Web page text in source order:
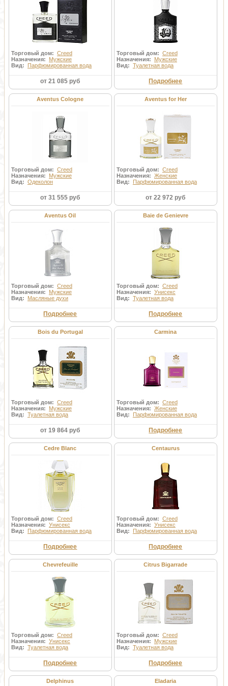
ингредиентов с классическими ароматами Creed.
Торговый дом: Creed
Назначения: Мужские
Вид: Парфюмированная вода
от 21 085 руб
Торговый дом: Creed
Назначения: Мужские
Вид: Туалетная вода
Подробнее
Aventus Cologne
Торговый дом: Creed
Назначения: Мужские
Вид: Одеколон
от 31 555 руб
Aventus for Her
Торговый дом: Creed
Назначения: Женские
Вид: Парфюмированная вода
от 22 972 руб
Aventus Oil
Торговый дом: Creed
Назначения: Мужские
Вид: Масляные духи
Подробнее
Baie de Genievre
Торговый дом: Creed
Назначения: Унисекс
Вид: Туалетная вода
Подробнее
Bois du Portugal
Торговый дом: Creed
Назначения: Мужские
Вид: Туалетная вода
от 19 864 руб
Carmina
Торговый дом: Creed
Назначения: Женские
Вид: Парфюмированная вода
Подробнее
Cedre Blanc
Торговый дом: Creed
Назначения: Унисекс
Вид: Парфюмированная вода
Подробнее
Centaurus
Торговый дом: Creed
Назначения: Унисекс
Вид: Парфюмированная вода
Подробнее
Chevrefeuille
Торговый дом: Creed
Назначения: Унисекс
Вид: Туалетная вода
Подробнее
Citrus Bigarrade
Торговый дом: Creed
Назначения: Мужские
Вид: Туалетная вода
Подробнее
Delphinus Eladaria